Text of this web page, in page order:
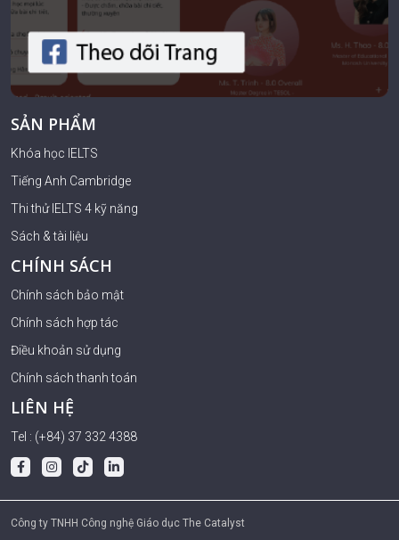
SẢN PHẨM
Khóa học IELTS
Tiếng Anh Cambridge
Thi thử IELTS 4 kỹ năng
Sách & tài liệu
CHÍNH SÁCH
Chính sách bảo mật
Chính sách hợp tác
Điều khoản sử dụng
Chính sách thanh toán
LIÊN HỆ
Tel : (+84) 37 332 4388
Công ty TNHH Công nghệ Giáo dục The Catalyst